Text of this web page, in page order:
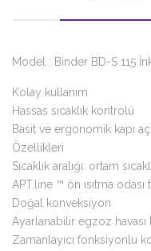
Model : Binder BD-S 115
Kolay kullanım
Hassas sıcaklık kontrolü
Basit ve ergonomik kapı
Özellikleri
Sıcaklık aralığı: ortam
APT.line ™ ön ısıtma
Doğal konveksiyon
Ayarlanabilir egzoz havası
Zamanlayıcı fonksiyonlu